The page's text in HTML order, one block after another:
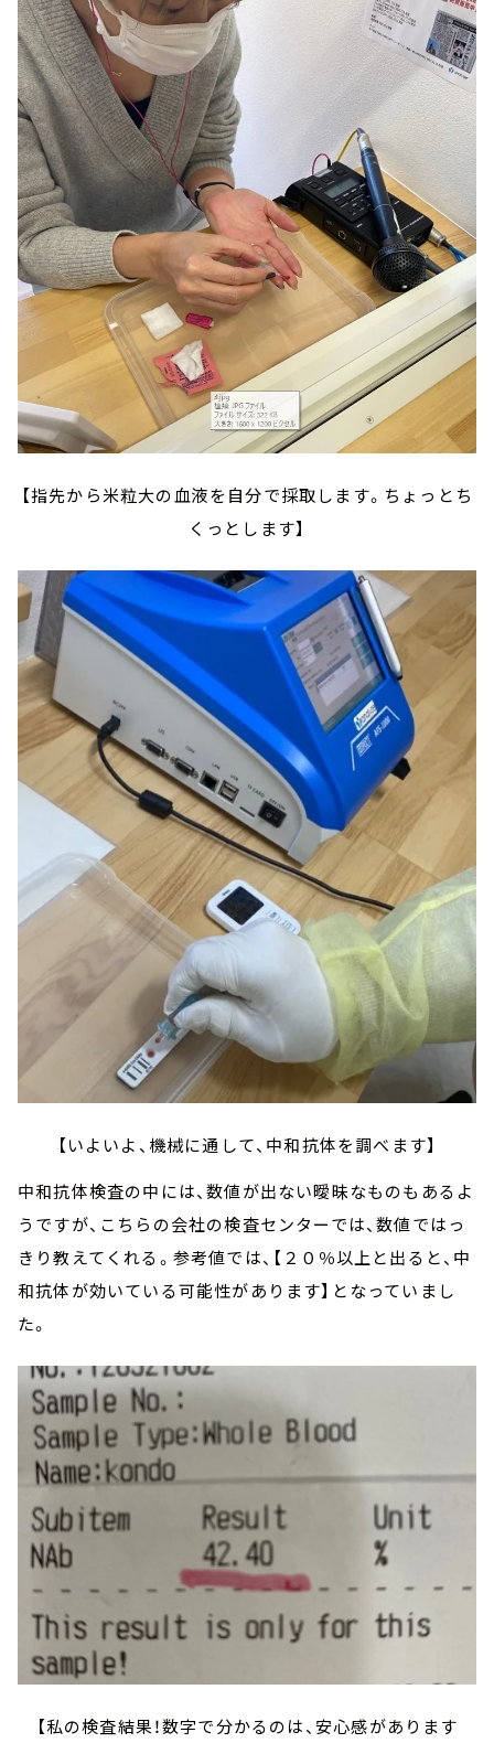
【指先から米粒大の血液を自分で採取します。ちょっとち
くっとします】
【いよいよ、機械に通して、中和抗体を調べます】
中和抗体検査の中には、数値が出ない曖昧なものもあるよ
うですが、こちらの会社の検査センターでは、数値ではっ
きり教えてくれる。参考値では、【２０％以上と出ると、中
和抗体が効いている可能性があります】となっていまし
た。
【私の検査結果！数字で分かるのは、安心感があります